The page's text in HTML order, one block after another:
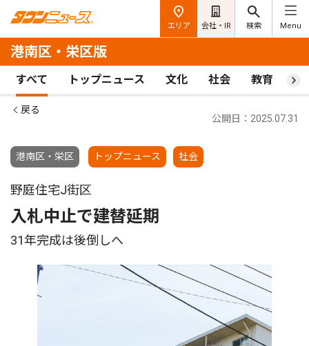
エリア 会社・IR 検索 Menu
港南区・栄区版
すべて トップニュース 文化 社会 教育 ス
戻る
港南区・栄区 トップニュース 社会
公開日：2025.07.31
野庭住宅J街区
入札中止で建替延期
31年完成は後倒しへ